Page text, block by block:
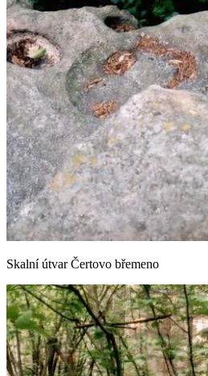
Skalní útvar Čertovo břemeno